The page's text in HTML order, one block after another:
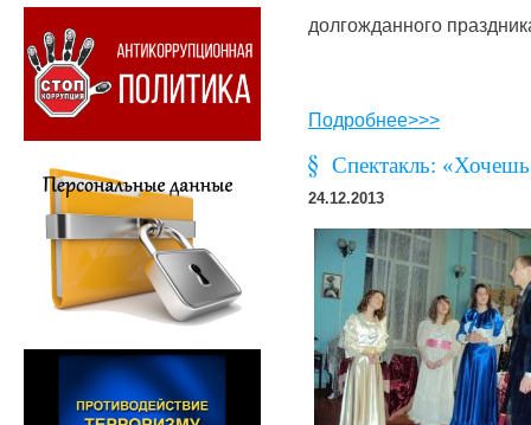
долгожданного
Подробнее>>>
Спектакль:
24.12.2013